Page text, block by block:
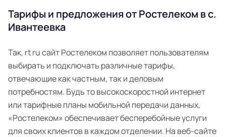
Тарифы и предложения от Ростелеком в с.
Ивантеевка
Так, rt ru сайт Ростелеком позволяет пользователям
выбирать и подключать различные тарифы,
отвечающие как частным, так и деловым
потребностям. Будь то высокоскоростной интернет
или тарифные планы мобильной передачи данных,
«Ростелеком» обеспечивает бесперебойные услуги
для своих клиентов в каждом отделении. На веб-сайте